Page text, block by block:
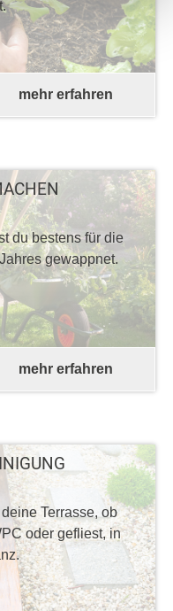
mehr erfahren
du bestens für die
gewappnet.
mehr erfahren
Terrasse, ob
oder gefliest, in